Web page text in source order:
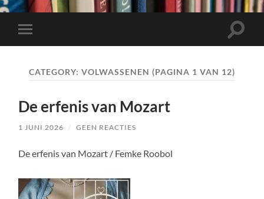
Toggle
mobiel
Toggle
CATEGORY: VOLWASSENEN (PAGINA 1 VAN 12)
De erfenis van Mozart
1 JUNI 2026 / GEEN REACTIES
De erfenis van Mozart / Femke Roobol